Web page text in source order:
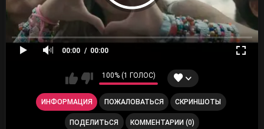
00:00 00:00
100% (1 ГОЛОС)
ИНФОРМАЦИЯ ПОЖАЛОВАТЬСЯ СКРИНШОТЫ
ПОДЕЛИТЬСЯ КОММЕНТАРИИ (0)